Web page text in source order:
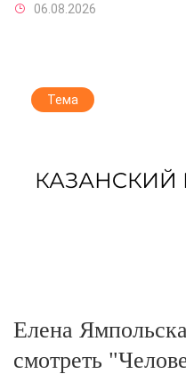
06.08.2026
Тема
Елена
смотреть